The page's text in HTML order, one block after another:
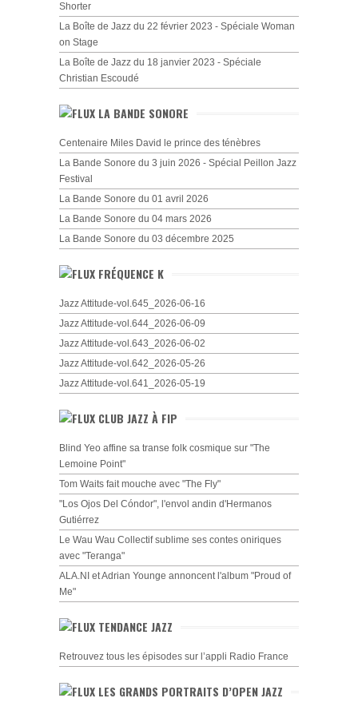
Shorter
La Boîte de Jazz du 22 février 2023 - Spéciale Woman
on Stage
La Boîte de Jazz du 18 janvier 2023 - Spéciale
Christian Escoudé
LA BANDE SONORE
Centenaire Miles David le prince des ténèbres
La Bande Sonore du 3 juin 2026 - Spécial Peillon Jazz
Festival
La Bande Sonore du 01 avril 2026
La Bande Sonore du 04 mars 2026
La Bande Sonore du 03 décembre 2025
FRÉQUENCE K
Jazz Attitude-vol.645_2026-06-16
Jazz Attitude-vol.644_2026-06-09
Jazz Attitude-vol.643_2026-06-02
Jazz Attitude-vol.642_2026-05-26
Jazz Attitude-vol.641_2026-05-19
CLUB JAZZ À FIP
Blind Yeo affine sa transe folk cosmique sur "The
Lemoine Point"
Tom Waits fait mouche avec "The Fly"
"Los Ojos Del Cóndor", l'envol andin d'Hermanos
Gutiérrez
Le Wau Wau Collectif sublime ses contes oniriques
avec "Teranga"
ALA.NI et Adrian Younge annoncent l'album "Proud of
Me"
TENDANCE JAZZ
Retrouvez tous les épisodes sur l’appli Radio France
LES GRANDS PORTRAITS D’OPEN JAZZ